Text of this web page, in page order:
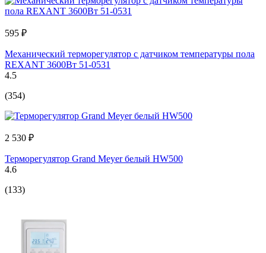
595 ₽
Механический терморегулятор с датчиком температуры пола
REXANT 3600Вт 51-0531
4.5
(354)
2 530 ₽
Терморегулятор Grand Meyer белый HW500
4.6
(133)